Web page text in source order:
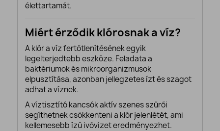
élettartamát.
Miért érződik klórosnak a víz?
A klór a víz fertőtlenítésének egyik
legelterjedtebb eszköze. Feladata a
baktériumok és mikroorganizmusok
elpusztítása, azonban jellegzetes ízt és szagot
adhat a víznek.
A víztisztító kancsók aktív szenes szűrői
segíthetnek csökkenteni a klór jelenlétét, ami
kellemesebb ízű ivóvizet eredményezhet.